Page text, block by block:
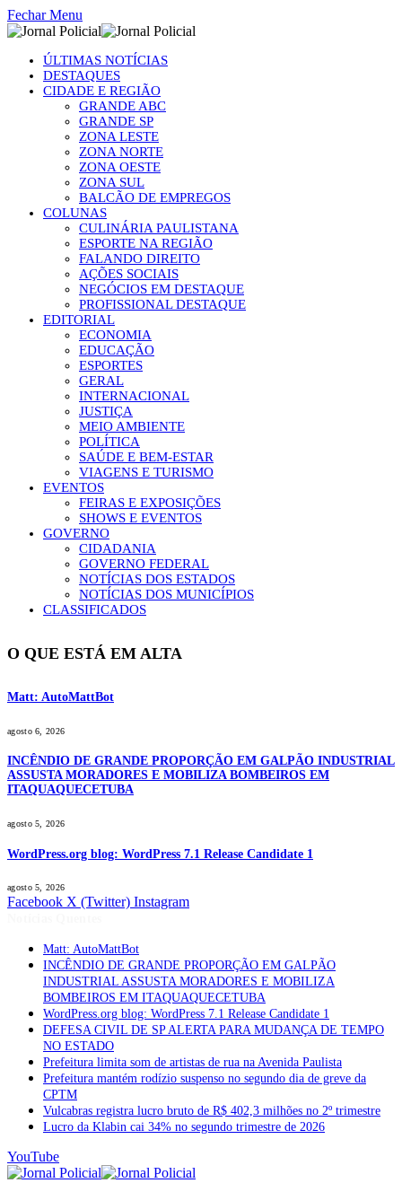
Fechar Menu
ÚLTIMAS NOTÍCIAS
DESTAQUES
CIDADE E REGIÃO
GRANDE ABC
GRANDE SP
ZONA LESTE
ZONA NORTE
ZONA OESTE
ZONA SUL
BALCÃO DE EMPREGOS
COLUNAS
CULINÁRIA PAULISTANA
ESPORTE NA REGIÃO
FALANDO DIREITO
AÇÕES SOCIAIS
NEGÓCIOS EM DESTAQUE
PROFISSIONAL DESTAQUE
EDITORIAL
ECONOMIA
EDUCAÇÃO
ESPORTES
GERAL
INTERNACIONAL
JUSTIÇA
MEIO AMBIENTE
POLÍTICA
SAÚDE E BEM-ESTAR
VIAGENS E TURISMO
EVENTOS
FEIRAS E EXPOSIÇÕES
SHOWS E EVENTOS
GOVERNO
CIDADANIA
GOVERNO FEDERAL
NOTÍCIAS DOS ESTADOS
NOTÍCIAS DOS MUNICÍPIOS
CLASSIFICADOS
O QUE ESTÁ EM ALTA
Matt: AutoMattBot
agosto 6, 2026
INCÊNDIO DE GRANDE PROPORÇÃO EM GALPÃO INDUSTRIAL
ASSUSTA MORADORES E MOBILIZA BOMBEIROS EM
ITAQUAQUECETUBA
agosto 5, 2026
WordPress.org blog: WordPress 7.1 Release Candidate 1
agosto 5, 2026
Facebook X (Twitter) Instagram
Matt: AutoMattBot
INCÊNDIO DE GRANDE PROPORÇÃO EM GALPÃO
INDUSTRIAL ASSUSTA MORADORES E MOBILIZA
BOMBEIROS EM ITAQUAQUECETUBA
WordPress.org blog: WordPress 7.1 Release Candidate 1
DEFESA CIVIL DE SP ALERTA PARA MUDANÇA DE TEMPO
NO ESTADO
Prefeitura limita som de artistas de rua na Avenida Paulista
Prefeitura mantém rodízio suspenso no segundo dia de greve da
CPTM
Vulcabras registra lucro bruto de R$ 402,3 milhões no 2º trimestre
Lucro da Klabin cai 34% no segundo trimestre de 2026
YouTube